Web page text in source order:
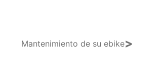
Mantenimiento de su ebike>